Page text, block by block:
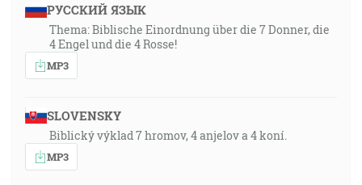
РУССКИЙ ЯЗЫК
Thema: Biblische Einordnung über die 7 Donner, die
4 Engel und die 4 Rosse!
MP3
SLOVENSKY
Biblický výklad 7 hromov, 4 anjelov a 4 koní.
MP3